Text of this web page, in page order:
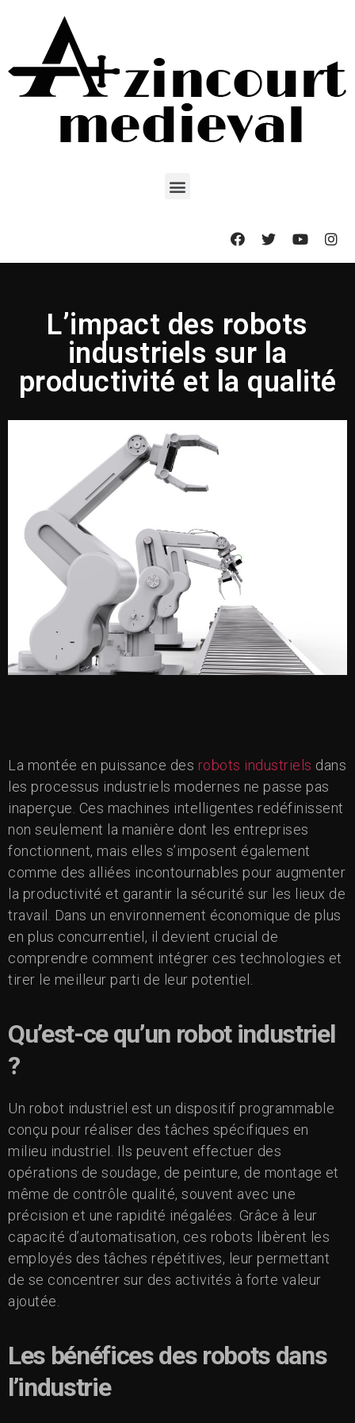
L’impact des robots
industriels sur la
productivité et la qualité
La montée en puissance des robots industriels dans
les processus industriels modernes ne passe pas
inaperçue. Ces machines intelligentes redéfinissent
non seulement la manière dont les entreprises
fonctionnent, mais elles s’imposent également
comme des alliées incontournables pour augmenter
la productivité et garantir la sécurité sur les lieux de
travail. Dans un environnement économique de plus
en plus concurrentiel, il devient crucial de
comprendre comment intégrer ces technologies et
tirer le meilleur parti de leur potentiel.
Qu’est-ce qu’un robot industriel
?
Un robot industriel est un dispositif programmable
conçu pour réaliser des tâches spécifiques en
milieu industriel. Ils peuvent effectuer des
opérations de soudage, de peinture, de montage et
même de contrôle qualité, souvent avec une
précision et une rapidité inégalées. Grâce à leur
capacité d’automatisation, ces robots libèrent les
employés des tâches répétitives, leur permettant
de se concentrer sur des activités à forte valeur
ajoutée.
Les bénéfices des robots dans
l’industrie